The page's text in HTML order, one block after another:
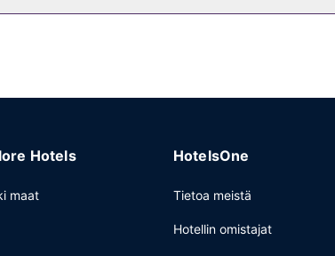
Hotels
maat
HotelsOne
Tietoa meistä
Hotellin omistajat